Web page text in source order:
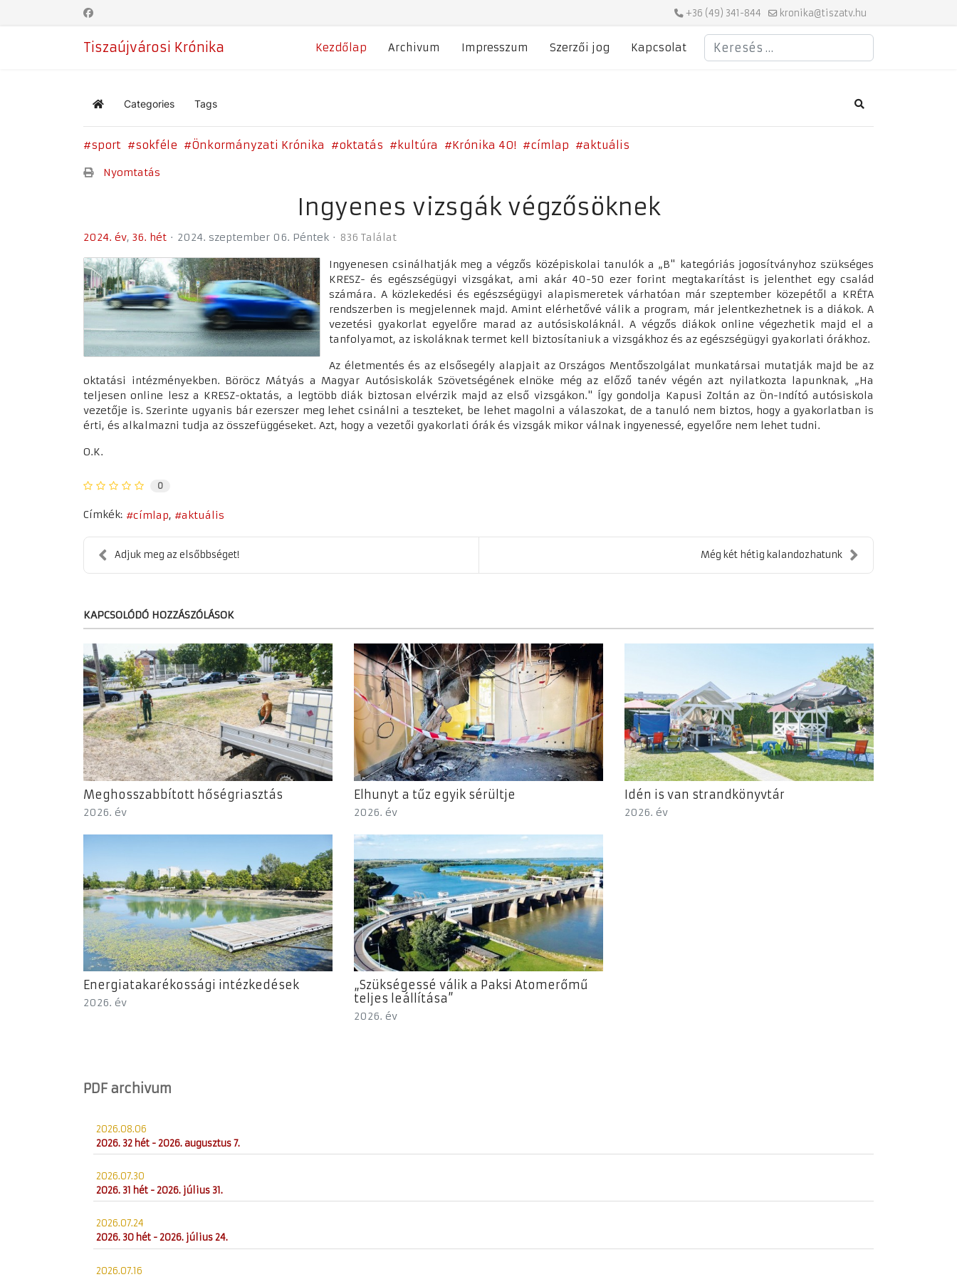
+36 (49) 341-844 kronika@tiszatv.hu
Tiszaújvárosi Krónika Kezdőlap Archivum Impresszum Szerzői jog Kapcsolat
Keresés
Home Categories Tags Search
sport sokféle Önkormányzati Krónika oktatás kultúra Krónika 40! címlap aktuális
Nyomtatás
Ingyenes vizsgák végzősöknek
2024. év 36. hét 2024. szeptember 06. Péntek 836 Találat
Ingyenesen csinálhatják meg a végzős középiskolai tanulók a „B" kategóriás jogosítványhoz szükséges
KRESZ- és egészségügyi vizsgákat, ami akár 40-50 ezer forint megtakarítást is jelenthet egy család
számára. A közlekedési és egészségügyi alapismeretek várhatóan már szeptember közepétől a KRÉTA
rendszerben is megjelennek majd. Amint elérhetővé válik a program, már jelentkezhetnek is a diákok. A
vezetési gyakorlat egyelőre marad az autósiskoláknál. A végzős diákok online végezhetik majd el a
tanfolyamot, az iskoláknak termet kell biztosítaniuk a vizsgákhoz és az egészségügyi gyakorlati órákhoz.
Az életmentés és az elsősegély alapjait az Országos Mentőszolgálat munkatársai mutatják majd be az
oktatási intézményekben. Böröcz Mátyás a Magyar Autósiskolák Szövetségének elnöke még az előző tanév végén azt nyilatkozta lapunknak, „Ha
teljesen online lesz a KRESZ-oktatás, a legtöbb diák biztosan elvérzik majd az első vizsgákon." Így gondolja Kapusi Zoltán az Ön-Indító autósiskola
vezetője is. Szerinte ugyanis bár ezerszer meg lehet csinálni a teszteket, be lehet magolni a válaszokat, de a tanuló nem biztos, hogy a gyakorlatban is
érti, és alkalmazni tudja az összefüggéseket. Azt, hogy a vezetői gyakorlati órák és vizsgák mikor válnak ingyenessé, egyelőre nem lehet tudni.
O.K.
0
Címkék: címlap aktuális
Adjuk meg az elsőbbséget! Még két hétig kalandozhatunk
KAPCSOLÓDÓ HOZZÁSZÓLÁSOK
Meghosszabbított hőségriasztás
2026. év
Elhunyt a tűz egyik sérültje
2026. év
Idén is van strandkönyvtár
2026. év
Energiatakarékossági intézkedések
2026. év
„Szükségessé válik a Paksi Atomerőmű
teljes leállítása”
2026. év
PDF archivum
2026.08.06
2026. 32 hét - 2026. augusztus 7.
2026.07.30
2026. 31 hét - 2026. július 31.
2026.07.24
2026. 30 hét - 2026. július 24.
2026.07.16